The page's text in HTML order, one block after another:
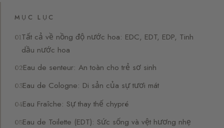
MỤC LỤC
Tất cả về nồng độ nước hoa: EDC, EDT, EDP, Tinh
dầu nước hoa
Eau de senteur: An toàn cho trẻ sơ sinh
Eau de Cologne: Di sản của sự tươi mát
Eau Fraîche: Sự thay thế chypré
Eau de Toilette (EDT): Sức sống và vệt hương nhẹ